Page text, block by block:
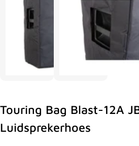
Touring Bag Blast-12A
Luidsprekerhoes